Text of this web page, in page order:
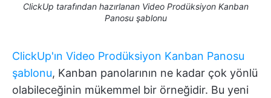
ClickUp tarafından hazırlanan Video Prodüksiyon Kanban
Panosu şablonu
ClickUp'ın Video Prodüksiyon Kanban Panosu
şablonu, Kanban panolarının ne kadar çok yönlü
olabileceğinin mükemmel bir örneğidir. Bu yeni